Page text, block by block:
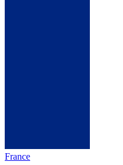
France